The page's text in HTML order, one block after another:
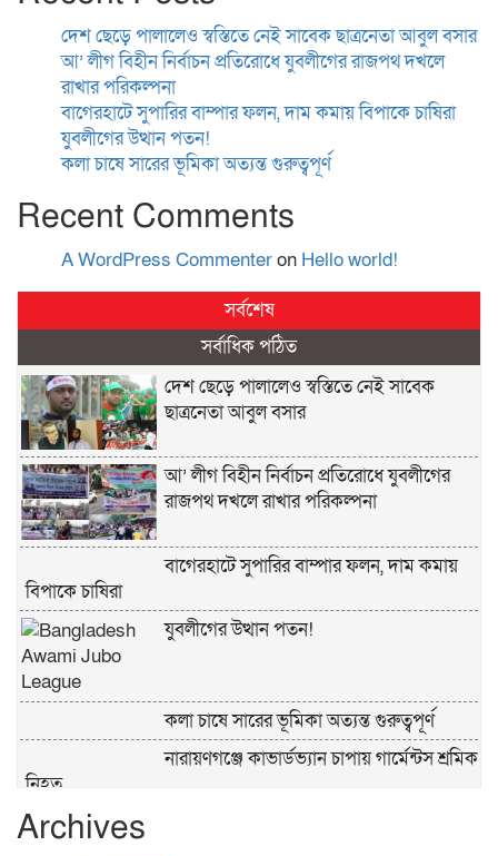
দেশ ছেড়ে পালালেও স্বস্তিতে নেই সাবেক ছাত্রনেতা আবুল বসার
আ’ লীগ বিহীন নির্বাচন প্রতিরোধে যুবলীগের রাজপথ দখলে
রাখার পরিকল্পনা
বাগেরহাটে সুপারির বাম্পার ফলন, দাম কমায় বিপাকে চাষিরা
যুবলীগের উত্থান পতন!
কলা চাষে সারের ভূমিকা অত্যন্ত গুরুত্বপূর্ণ
Recent Comments
A WordPress Commenteron Hello world!
সর্বশেষ
সর্বাধিক পঠিত
দেশ ছেড়ে পালালেও স্বস্তিতে নেই সাবেক
ছাত্রনেতা আবুল বসার
আ’ লীগ বিহীন নির্বাচন প্রতিরোধে যুবলীগের
রাজপথ দখলে রাখার পরিকল্পনা
বাগেরহাটে সুপারির বাম্পার ফলন, দাম কমায়
বিপাকে চাষিরা
যুবলীগের উত্থান পতন!
কলা চাষে সারের ভূমিকা অত্যন্ত গুরুত্বপূর্ণ
নারায়ণগঞ্জে কাভার্ডভ্যান চাপায় গার্মেন্টস শ্রমিক
নিহত
Archives